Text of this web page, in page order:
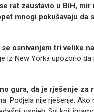
rat zaustavio u BiH, mir
mnogi pokušavaju da
se osnivanjem tri velike
iz New Yorka upozorio da
gura, da je rješenje za
Podjela nije rješenje. Ako